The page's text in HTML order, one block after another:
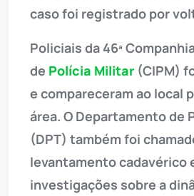
caso foi registrado por
Policiais da 46ª
de Polícia Militar (CIPM)
e compareceram ao local
área. O Departamento de
(DPT) também foi
levantamento cadavérico
investigações sobre a